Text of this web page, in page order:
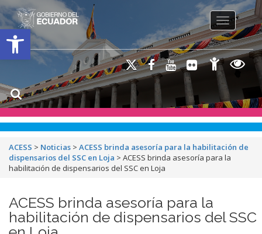
Open toolbar
Toggle
ACESS > Noticias > ACESS brinda asesoría para la habilitación de
dispensarios del SSC en Loja > ACESS brinda asesoría para la
habilitación de dispensarios del SSC en Loja
ACESS brinda asesoría para la
habilitación de dispensarios del SSC